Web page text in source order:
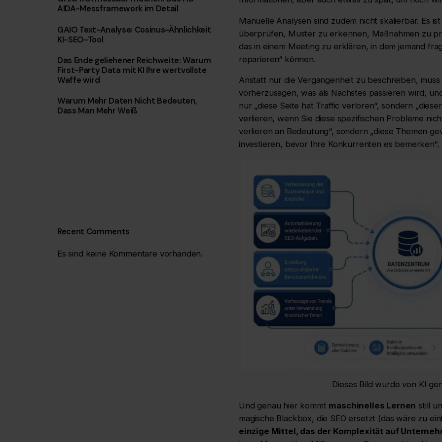
w
h
AIDA-Messframework im Detail
GAIO Text-Analyse: Cosinus-Ähnlichkeit
KI-SEO-Tool
Das Ende geliehener Reichweite: Warum
First-Party Data mit KI Ihre wertvollste
Waffe wird
Warum Mehr Daten Nicht Bedeuten,
Dass Man Mehr Weiß
Recent Comments
Es sind keine Kommentare vorhanden.
Manuelle Analysen sind zudem nicht skalierbar. Es
überprüfen, Muster zu erkennen, Maßnahmen zu
das in einem Meeting zu erklären, in dem jemand
reparieren“ können.
Anstatt nur die Vergangenheit zu beschreiben,
vorherzusagen, was als Nächstes passieren wird,
nur „diese Seite hat Traffic verloren“, sondern
verlieren, wenn Sie diese spezifischen Probleme
verlieren an Bedeutung“, sondern „diese Themen
investieren, bevor Ihre Konkurrenten es bemerken“.
Dieses Bild wurde von KI
Und genau hier kommt maschinelles Lernen still
magische Blackbox, die SEO ersetzt (das wäre zu
einzige Mittel, das der Komplexität auf